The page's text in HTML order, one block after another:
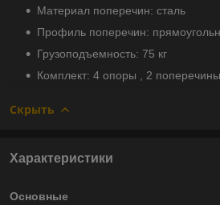
Материал поперечин: сталь
Профиль поперечин:
Грузоподъемность: 75 кг
Комплект: 4 опоры , 2 поперечины
Скрыть
Характеристики
Основные